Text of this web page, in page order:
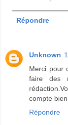
Répondre
Unknown
Merci pour
faire des
compte
Répondre